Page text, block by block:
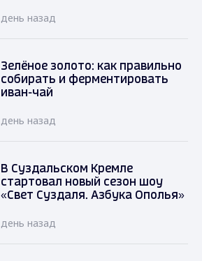
день назад
Зелёное золото: как правильно
собирать и ферментировать
иван-чай
день назад
В Суздальском Кремле
стартовал новый сезон шоу
«Свет Суздаля. Азбука Ополья»
день назад